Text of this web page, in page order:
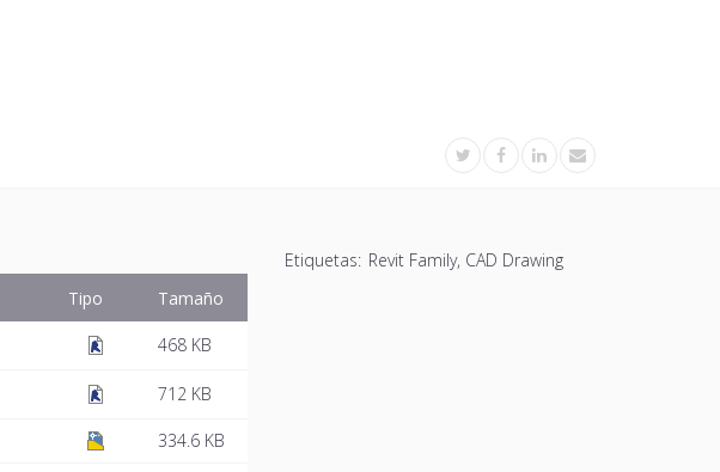
Tipo Tamaño
468 KB
712 KB
334.6 KB
Etiquetas: Revit Family, CAD Drawing